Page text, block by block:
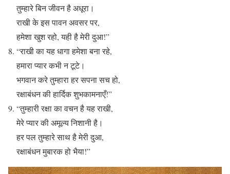
तुम्हारे बिन जीवन है अधूरा।
राखी के इस पावन अवसर पर,
हमेशा खुश रहो, यही है मेरी दुआ!”
“राखी का यह धागा हमेशा बना रहे,
हमारा प्यार कभी न टूटे।
भगवान करे तुम्हारा हर सपना सच हो,
रक्षाबंधन की हार्दिक शुभकामनाएँ!”
“तुम्हारी रक्षा का वचन है यह राखी,
मेरे प्यार की अमूल्य निशानी है।
हर पल तुम्हारे साथ है मेरी दुआ,
रक्षाबंधन मुबारक हो भैया!”